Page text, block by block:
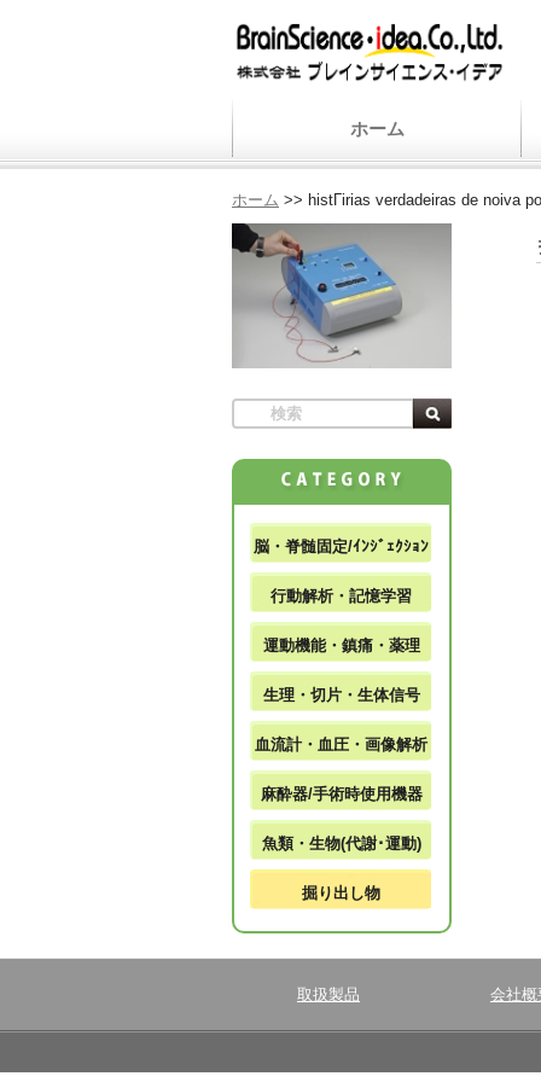
ホーム
ホーム >> histГіrias verdadeiras de noiva
脳・脊髄固定/ｲﾝｼﾞｪｸｼｮﾝ
行動解析・記憶学習
運動機能・鎮痛・薬理
生理・切片・生体信号
血流計・血圧・画像解析
麻酔器/手術時使用機器
魚類・生物(代謝･運動)
掘り出し物
取扱製品 会社概